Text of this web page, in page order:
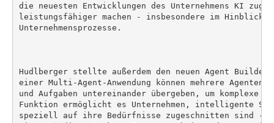
die neuesten Entwicklungen des Unternehmens KI
leistungsfähiger machen - insbesondere im Hinblick
Unternehmensprozesse.
Hudlberger stellte außerdem den neuen Agent
einer Multi-Agent-Anwendung können mehrere
und Aufgaben untereinander übergeben, um komplexe
Funktion ermöglicht es Unternehmen, intelligente
speziell auf ihre Bedürfnisse zugeschnitten sind -